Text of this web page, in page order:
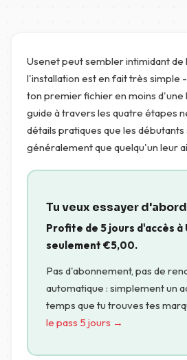
Usenet peut sembler intimidant de
l'installation est en fait très simple
ton premier fichier en moins d'une
guide à travers les quatre étapes
détails pratiques que les
généralement que quelqu'un leur
Tu veux essayer
Profite de 5 jours d'accès
seulement €5,00.
Pas d'abonnement, pas de
automatique : simplement un
temps que tu trouves tes
le pass 5 jours →